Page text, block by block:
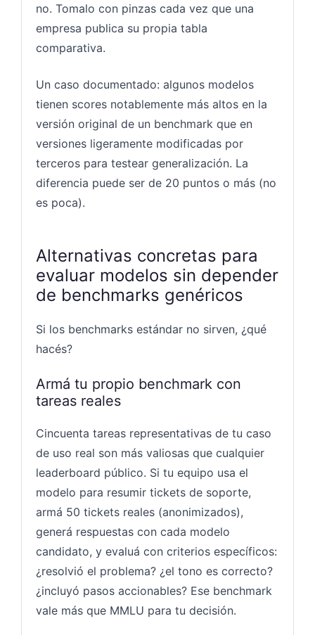
no. Tomalo con pinzas cada vez que una
empresa publica su propia tabla
comparativa.
Un caso documentado: algunos modelos
tienen scores notablemente más altos en la
versión original de un benchmark que en
versiones ligeramente modificadas por
terceros para testear generalización. La
diferencia puede ser de 20 puntos o más (no
es poca).
Alternativas concretas para
evaluar modelos sin depender
de benchmarks genéricos
Si los benchmarks estándar no sirven, ¿qué
hacés?
Armá tu propio benchmark con
tareas reales
Cincuenta tareas representativas de tu caso
de uso real son más valiosas que cualquier
leaderboard público. Si tu equipo usa el
modelo para resumir tickets de soporte,
armá 50 tickets reales (anonimizados),
generá respuestas con cada modelo
candidato, y evaluá con criterios específicos:
¿resolvió el problema? ¿el tono es correcto?
¿incluyó pasos accionables? Ese benchmark
vale más que MMLU para tu decisión.